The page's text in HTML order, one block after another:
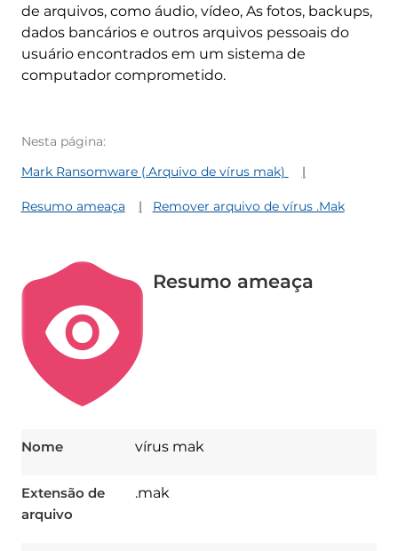
de arquivos, como áudio, vídeo, As fotos, backups,
dados bancários e outros arquivos pessoais do
usuário encontrados em um sistema de
computador comprometido.
Nesta página:
Mark Ransomware (.Arquivo de vírus mak)
Resumo ameaça Remover arquivo de vírus .Mak
Resumo ameaça
Nome vírus mak
Extensão de
arquivo
.mak